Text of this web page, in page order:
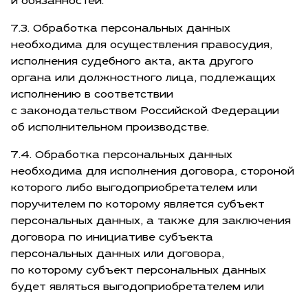
7.3. Обработка персональных данных
необходима для осуществления правосудия,
исполнения судебного акта, акта другого
органа или должностного лица, подлежащих
исполнению в соответствии
с законодательством Российской Федерации
об исполнительном производстве.
7.4. Обработка персональных данных
необходима для исполнения договора, стороной
которого либо выгодоприобретателем или
поручителем по которому является субъект
персональных данных, а также для заключения
договора по инициативе субъекта
персональных данных или договора,
по которому субъект персональных данных
будет являться выгодоприобретателем или